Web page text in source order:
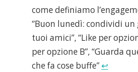
come definiamo
“Buon lunedì: condividi
tuoi amici”, “Like per
per opzione B”, “Guarda
che fa cose buffe”↩